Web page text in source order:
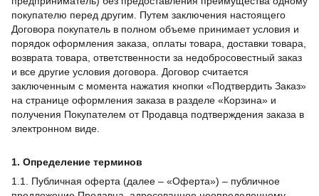
покупателю перед другим. Путем заключения настоящего
Договора покупатель в полном объеме принимает условия и
порядок оформления заказа, оплаты товара, доставки товара,
возврата товара, ответственности за недобросовестный заказ
и все другие условия договора. Договор считается
заключенным с момента нажатия кнопки «Подтвердить Заказ»
на странице оформления заказа в разделе «Корзина» и
получения Покупателем от Продавца подтверждения заказа в
электронном виде.
1. Определение терминов
1.1. Публичная оферта (далее – «Оферта») – публичное